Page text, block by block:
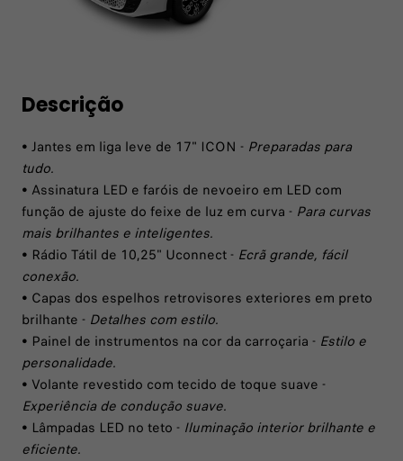
Descrição
• Jantes em liga leve de 17" ICON - Preparadas para
tudo.
• Assinatura LED e faróis de nevoeiro em LED com
função de ajuste do feixe de luz em curva - Para curvas
mais brilhantes e inteligentes.
• Rádio Tátil de 10,25" Uconnect - Ecrã grande, fácil
conexão.
• Capas dos espelhos retrovisores exteriores em preto
brilhante - Detalhes com estilo.
• Painel de instrumentos na cor da carroçaria - Estilo e
personalidade.
• Volante revestido com tecido de toque suave -
Experiência de condução suave.
• Lâmpadas LED no teto - Iluminação interior brilhante e
eficiente.